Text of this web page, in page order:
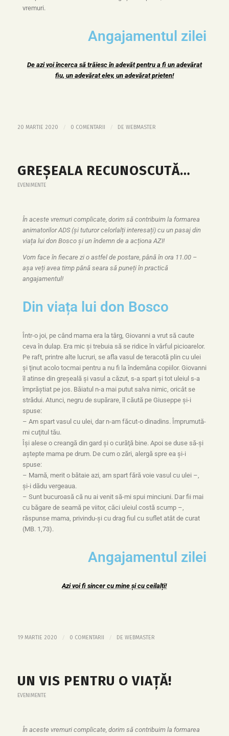
vremuri.
Angajamentul zilei
De azi voi încerca să trăiesc în adevăt pentru a fi un adevărat
fiu, un adevărat elev, un adevărat prieten!
20 MARTIE 2020 / 0 COMENTARII / DE WEBMASTER
GREȘEALA RECUNOSCUTĂ…
EVENIMENTE
În aceste vremuri complicate, dorim să contribuim la formarea
animatorilor ADS (și tuturor celorlalți interesați) cu un pasaj din
viața lui don Bosco și un îndemn de a acționa AZI!
Vom face în fiecare zi o astfel de postare, până în ora 11.00 –
așa veți avea timp până seara să puneți în practică
angajamentul!
Din viața lui don Bosco
Într-o joi, pe când mama era la târg, Giovanni a vrut să caute
ceva în dulap. Era mic şi trebuia să se ridice în vârful picioarelor.
Pe raft, printre alte lucruri, se afla vasul de teracotă plin cu ulei
şi ţinut acolo tocmai pentru a nu fi la îndemâna copiilor. Giovanni
îl atinse din greşeală şi vasul a căzut, s-a spart şi tot uleiul s-a
împrăştiat pe jos. Băiatul n-a mai putut salva nimic, oricât se
strădui. Atunci, negru de supărare, îl căută pe Giuseppe şi-i
spuse:
– Am spart vasul cu ulei, dar n-am făcut-o dinadins. Împrumută-
mi cuţitul tău.
Îşi alese o creangă din gard şi o curăţă bine. Apoi se duse să-şi
aştepte mama pe drum. De cum o zări, alergă spre ea şi-i
spuse:
– Mamă, merit o bătaie azi, am spart fără voie vasul cu ulei –,
şi-i dădu vergeaua.
– Sunt bucuroasă că nu ai venit să-mi spui minciuni. Dar fii mai
cu băgare de seamă pe viitor, căci uleiul costă scump –,
răspunse mama, privindu-şi cu drag fiul cu suflet atât de curat
(MB. 1,73).
Angajamentul zilei
Azi voi fi sincer cu mine și cu ceilalți!
19 MARTIE 2020 / 0 COMENTARII / DE WEBMASTER
UN VIS PENTRU O VIAȚĂ!
EVENIMENTE
În aceste vremuri complicate, dorim să contribuim la formarea